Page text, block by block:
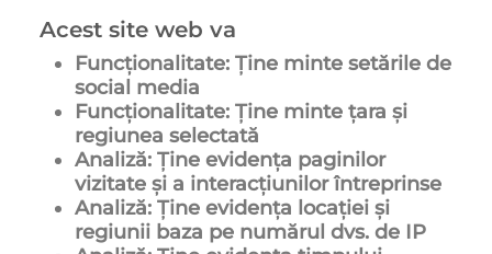
Acest site web va
Funcționalitate: Ține minte setările de
social media
Funcționalitate: Ține minte țara și
regiunea selectată
Analiză: Ține evidența paginilor
vizitate și a interacțiunilor întreprinse
Analiză: Ține evidența locației și
regiunii baza pe numărul dvs. de IP